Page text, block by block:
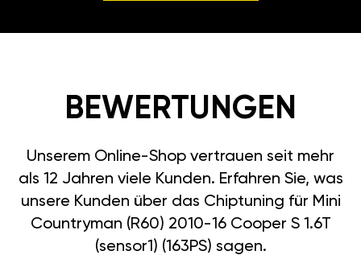
BEWERTUNGEN
Unserem Online-Shop vertrauen seit mehr
als 12 Jahren viele Kunden. Erfahren Sie, was
unsere Kunden über das Chiptuning für Mini
Countryman (R60) 2010-16 Cooper S 1.6T
(sensor1) (163PS) sagen.